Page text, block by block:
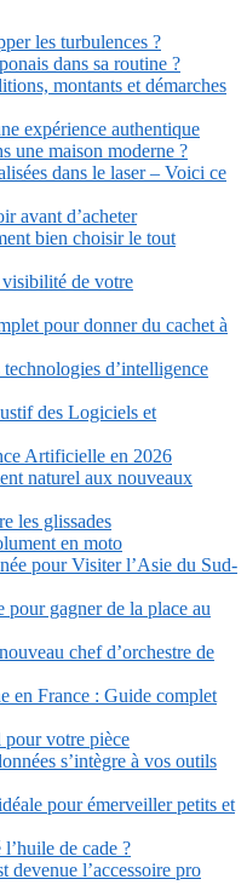
les turbulences ?
dans sa routine ?
montants et démarches
expérience authentique
une maison moderne ?
dans le laser – Voici ce
avant d’acheter
bien choisir le tout
de votre
pour donner du cachet à
d’intelligence
des Logiciels et
Artificielle en 2026
naturel aux nouveaux
les glissades
en moto
pour Visiter l’Asie du Sud-
pour gagner de la place au
chef d’orchestre de
en France : Guide complet
votre pièce
s’intègre à vos outils
pour émerveiller petits et
de cade ?
devenue l’accessoire pro